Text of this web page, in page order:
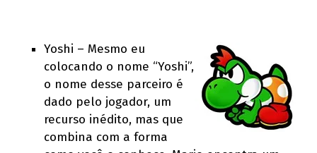
Yoshi – Mesmo eu
colocando o nome “Yoshi”,
o nome desse parceiro é
dado pelo jogador, um
recurso inédito, mas que
combina com a forma